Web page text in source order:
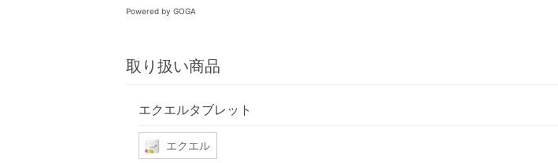
Powered by GOGA
取り扱い商品
エクエルタブレット
エクエル